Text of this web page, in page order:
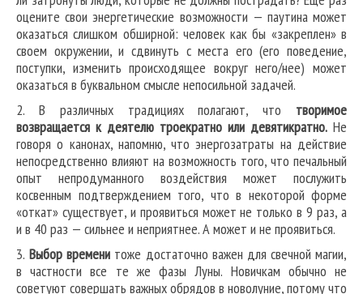
оцените свои энергетические возможности — паутина может
оказаться слишком обширной: человек как бы «закреплен» в
своем окружении, и сдвинуть с места его (его поведение,
поступки, изменить происходящее вокруг него/нее) может
оказаться в буквальном смысле непосильной задачей.
2. В различных традициях полагают, что творимое
возвращается к деятелю троекратно или девятикратно. Не
говоря о канонах, напомню, что энергозатраты на действие
непосредственно влияют на возможность того, что печальный
опыт непродуманного воздействия может послужить
косвенным подтверждением того, что в некоторой форме
«откат» существует, и проявиться может не только в 9 раз, а
и в 40 раз — сильнее и неприятнее. А может и не проявиться.
3. Выбор времени тоже достаточно важен для свечной магии,
в частности все те же фазы Луны. Новичкам обычно не
советуют совершать важных обрядов в новолуние, потому что